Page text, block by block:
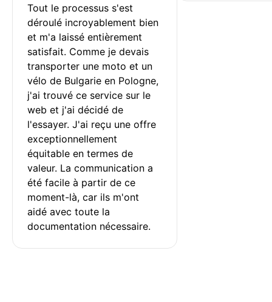
Tout le processus s'est
déroulé incroyablement bien
et m'a laissé entièrement
satisfait. Comme je devais
transporter une moto et un
vélo de Bulgarie en Pologne,
j'ai trouvé ce service sur le
web et j'ai décidé de
l'essayer. J'ai reçu une offre
exceptionnellement
équitable en termes de
valeur. La communication a
été facile à partir de ce
moment-là, car ils m'ont
aidé avec toute la
documentation nécessaire.